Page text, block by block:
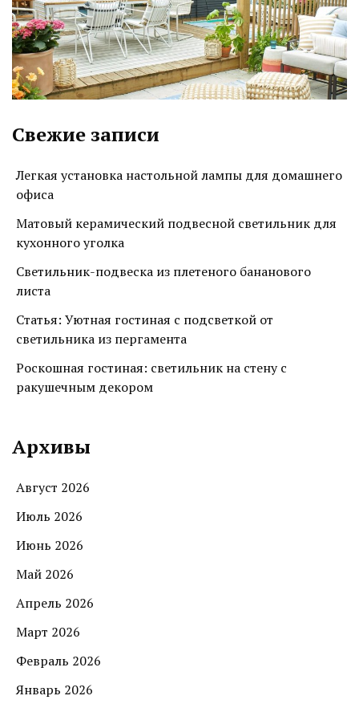
Свежие записи
Легкая установка настольной лампы для домашнего
офиса
Матовый керамический подвесной светильник для
кухонного уголка
Светильник-подвеска из плетеного бананового
листа
Статья: Уютная гостиная с подсветкой от
светильника из пергамента
Роскошная гостиная: светильник на стену с
ракушечным декором
Архивы
Август 2026
Июль 2026
Июнь 2026
Май 2026
Апрель 2026
Март 2026
Февраль 2026
Январь 2026